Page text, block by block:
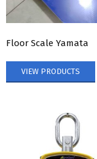
Floor Scale Yamata
VIEW PRODUCTS